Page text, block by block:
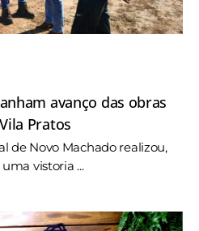
avanço das obras
Pratos
de Novo Machado realizou,
vistoria ...